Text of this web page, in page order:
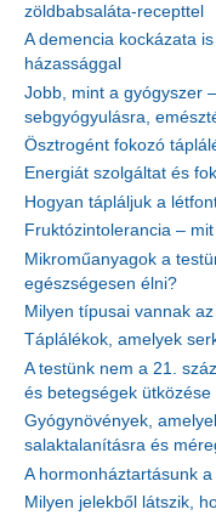
zöldbabsaláta-recepttel
A demencia kockázata
házassággal
Jobb, mint a gyógyszer
sebgyógyulásra,
Ösztrogént fokozó
Energiát szolgáltat és
Hogyan tápláljuk a
Fruktózintolerancia –
Mikroműanyagok a
egészségesen élni?
Milyen típusai vannak
Táplálékok, amelyek
A testünk nem a 21.
és betegségek ütközése
Gyógynövények,
salaktalanításra és
A hormonháztartásunk
Milyen jelekből látszik,